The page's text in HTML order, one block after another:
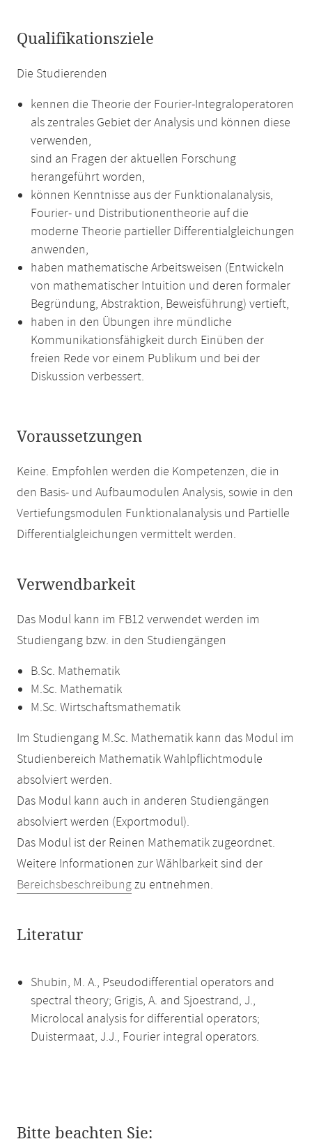
Qualifikationsziele
Die Studierenden
kennen die Theorie der Fourier-Integraloperatoren
als zentrales Gebiet der Analysis und können diese
verwenden,
sind an Fragen der aktuellen Forschung
herangeführt worden,
können Kenntnisse aus der Funktionalanalysis,
Fourier- und Distributionentheorie auf die
moderne Theorie partieller Differentialgleichungen
anwenden,
haben mathematische Arbeitsweisen (Entwickeln
von mathematischer Intuition und deren formaler
Begründung, Abstraktion, Beweisführung) vertieft,
haben in den Übungen ihre mündliche
Kommunikationsfähigkeit durch Einüben der
freien Rede vor einem Publikum und bei der
Diskussion verbessert.
Voraussetzungen
Keine. Empfohlen werden die Kompetenzen, die in
den Basis- und Aufbaumodulen Analysis, sowie in den
Vertiefungsmodulen Funktionalanalysis und Partielle
Differentialgleichungen vermittelt werden.
Verwendbarkeit
Das Modul kann im FB12 verwendet werden im
Studiengang bzw. in den Studiengängen
B.Sc. Mathematik
M.Sc. Mathematik
M.Sc. Wirtschaftsmathematik
Im Studiengang M.Sc. Mathematik kann das Modul im
Studienbereich Mathematik Wahlpflichtmodule
absolviert werden.
Das Modul kann auch in anderen Studiengängen
absolviert werden (Exportmodul).
Das Modul ist der Reinen Mathematik zugeordnet.
Weitere Informationen zur Wählbarkeit sind der
Bereichsbeschreibungzu entnehmen.
Literatur
Shubin, M. A., Pseudodifferential operators and
spectral theory; Grigis, A. and Sjoestrand, J.,
Microlocal analysis for differential operators;
Duistermaat, J.J., Fourier integral operators.
Bitte beachten Sie: